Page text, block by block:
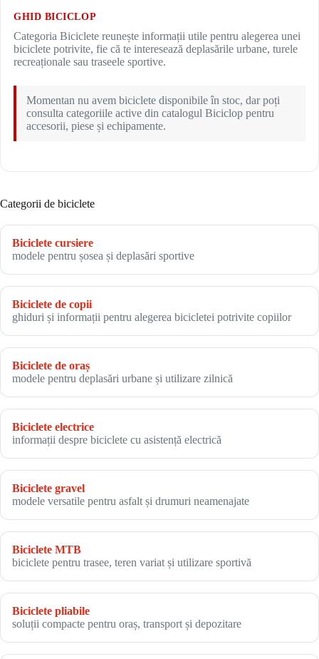
GHID BICICLOP
Categoria Biciclete reunește informații utile pentru alegerea unei
biciclete potrivite, fie că te interesează deplasările urbane, turele
recreaționale sau traseele sportive.
Momentan nu avem biciclete disponibile în stoc, dar poți
consulta categoriile active din catalogul Biciclop pentru
accesorii, piese și echipamente.
Categorii de biciclete
Biciclete cursiere
modele pentru șosea și deplasări sportive
Biciclete de copii
ghiduri și informații pentru alegerea bicicletei potrivite copiilor
Biciclete de oraș
modele pentru deplasări urbane și utilizare zilnică
Biciclete electrice
informații despre biciclete cu asistență electrică
Biciclete gravel
modele versatile pentru asfalt și drumuri neamenajate
Biciclete MTB
biciclete pentru trasee, teren variat și utilizare sportivă
Biciclete pliabile
soluții compacte pentru oraș, transport și depozitare